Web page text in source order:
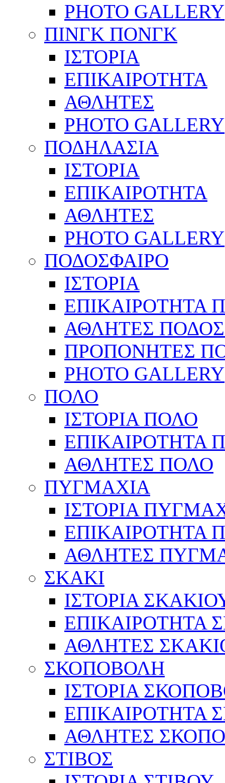
PHOTO GALLERY
ΠΙΝΓΚ ΠΟΝΓΚ
ΙΣΤΟΡΙΑ
ΕΠΙΚΑΙΡΟΤΗΤΑ
ΑΘΛΗΤΕΣ
PHOTO GALLERY
ΠΟΔΗΛΑΣΙΑ
ΙΣΤΟΡΙΑ
ΕΠΙΚΑΙΡΟΤΗΤΑ
ΑΘΛΗΤΕΣ
PHOTO GALLERY
ΠΟΔΟΣΦΑΙΡΟ
ΙΣΤΟΡΙΑ
ΕΠΙΚΑΙΡΟΤΗΤΑ
ΑΘΛΗΤΕΣ
ΠΡΟΠΟΝΗΤΕΣ
PHOTO GALLERY
ΠΟΛΟ
ΙΣΤΟΡΙΑ ΠΟΛΟ
ΕΠΙΚΑΙΡΟΤΗΤΑ
ΑΘΛΗΤΕΣ ΠΟΛΟ
ΠΥΓΜΑΧΙΑ
ΙΣΤΟΡΙΑ
ΕΠΙΚΑΙΡΟΤΗΤΑ
ΑΘΛΗΤΕΣ
ΣΚΑΚΙ
ΙΣΤΟΡΙΑ
ΕΠΙΚΑΙΡΟΤΗΤΑ
ΑΘΛΗΤΕΣ
ΣΚΟΠΟΒΟΛΗ
ΙΣΤΟΡΙΑ
ΕΠΙΚΑΙΡΟΤΗΤΑ
ΑΘΛΗΤΕΣ
ΣΤΙΒΟΣ